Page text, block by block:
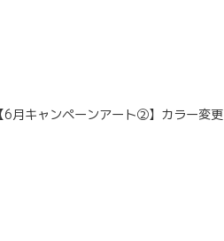
【6月キャンペーンアート②】カラー変更